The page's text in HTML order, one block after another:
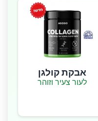
אבקת קולגן
לעור צעיר וזוהר